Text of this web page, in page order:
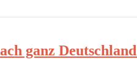
ganz